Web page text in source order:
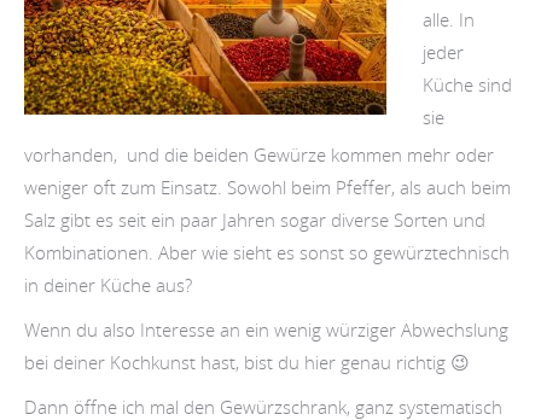
alle. In
jeder
Küche sind
sie
vorhanden, und die beiden Gewürze kommen mehr oder
weniger oft zum Einsatz. Sowohl beim Pfeffer, als auch beim
Salz gibt es seit ein paar Jahren sogar diverse Sorten und
Kombinationen. Aber wie sieht es sonst so gewürztechnisch
in deiner Küche aus?
Wenn du also Interesse an ein wenig würziger Abwechslung
bei deiner Kochkunst hast, bist du hier genau richtig 😉
Dann öffne ich mal den Gewürzschrank, ganz systematisch